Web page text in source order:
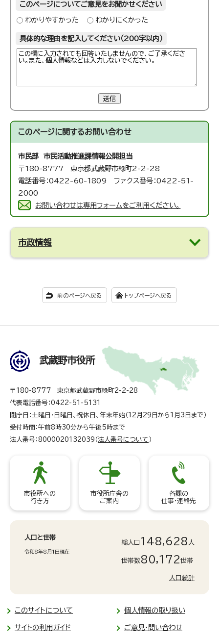
このページについてご意見をお聞かせください
わかりやすかった わかりにくかった
具体的な理由を記入してください（200字以内）
送信
このページに関するお問い合わせ
市民部 市民活動推進課情報公開担当
〒180-8777 東京都武蔵野市緑町2-2-28
電話番号：0422-60-1809 ファクス番号：0422-51-
2000
お問い合わせは専用フォームをご利用ください。
市政情報
前のページへ戻る トップページへ戻る
武蔵野市役所
〒180-8777 東京都武蔵野市緑町2-2-28
代表電話番号：0422-51-5131
閉庁日：土曜日・日曜日、祝休日、年末年始（12月29日から1月3日まで）
受付時間：午前8時30分から午後5時まで
法人番号：8000020132039（ 法人番号について ）
市役所への
行き方
市役所庁舎の
ご案内
各課の
仕事・連絡先
人口と世帯
令和8年8月1日現在
総人口 148,628 人
世帯数80,172世帯
人口統計
このサイトについて 個人情報の取り扱い
サイトの利用ガイド ご意見・問い合わせ